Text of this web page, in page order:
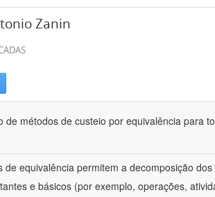
Zanin
de métodos de custeio por equivalência para
de equivalência permitem a decomposição
e básicos (por exemplo, operações,